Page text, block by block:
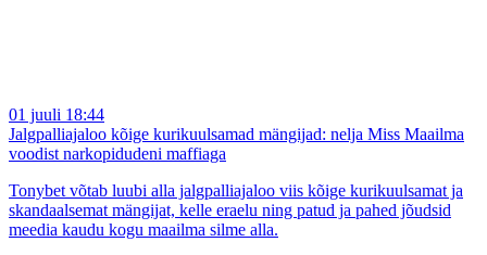
01 juuli 18:44
Jalgpalliajaloo kõige kurikuulsamad mängijad: nelja Miss Maailma
voodist narkopidudeni maffiaga
Tonybet võtab luubi alla jalgpalliajaloo viis kõige kurikuulsamat ja
skandaalsemat mängijat, kelle eraelu ning patud ja pahed jõudsid
meedia kaudu kogu maailma silme alla.